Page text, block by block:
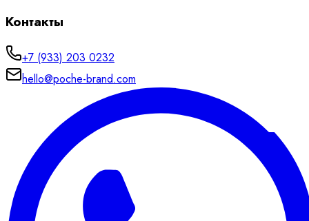
Контакты
+7 (933) 203 0232
hello@poche-brand.com